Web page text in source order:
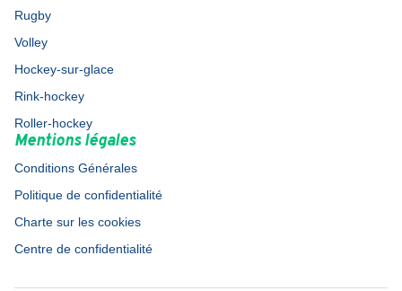
Rugby
Volley
Hockey-sur-glace
Rink-hockey
Roller-hockey
Mentions légales
Conditions Générales
Politique de confidentialité
Charte sur les cookies
Centre de confidentialité